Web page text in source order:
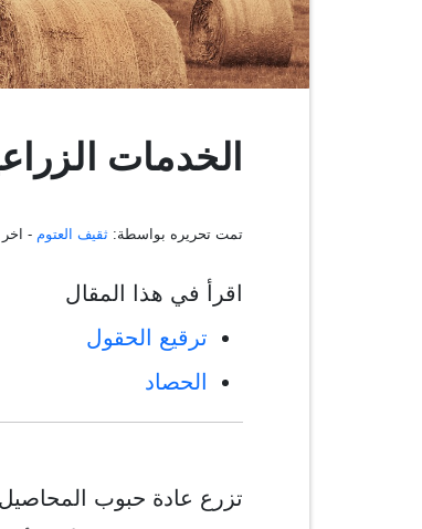
الخدمات
تمت تحريره بواسطة: ثقيف العتوم -
اقرأ في هذا المقال
ترقيع الحقول
الحصاد
تزرع عادة حبوب